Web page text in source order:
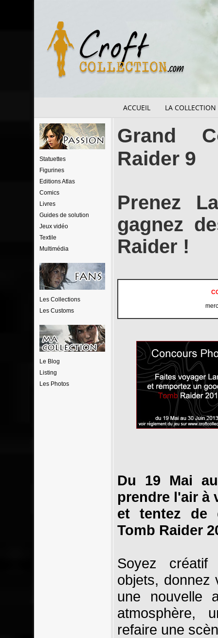
ACCUEIL LA COLLECTION
Statuettes
Figurines
Editions Atlas
Comics
Livres
Guides de solution
Jeux vidéo
Textile
Multimédia
Les Collections
Les Customs
Le Blog
Listing
Les Photos
Grand
Raider 9
Prenez
gagnez
Raider !
Du 19 Mai
prendre l'air à
et tentez de
Tomb Raider
Soyez
objets, donnez
une nouvelle
atmosphère,
refaire une